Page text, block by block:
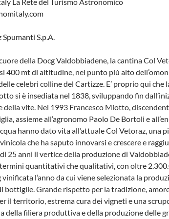
S.p.A.
della Docg Valdobbiadene, la cantina Col
400 mt di altitudine, nel punto più alto
celebri colline del Cartizze. E’ proprio qui che
si è insediata nel 1838, sviluppando fin
della vite. Nel 1993 Francesco Miotto,
assieme all’agronomo Paolo De Bortoli e
hanno dato vita all’attuale Col Vetoraz, una
che ha saputo innovarsi e crescere e
25 anni il vertice della produzione di
quantitativi che qualitativi, con oltre
vinificata l’anno da cui viene selezionata la
bottiglie. Grande rispetto per la tradizione,
il territorio, estrema cura dei vigneti e una
della filiera produttiva e della produzione delle